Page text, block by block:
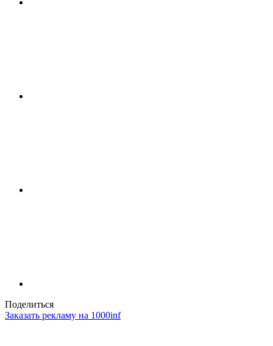
Поделиться
Заказать рекламу на 1000inf